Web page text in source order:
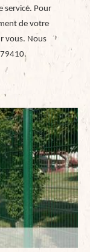
service. Pour
de votre
vous. Nous
79410.